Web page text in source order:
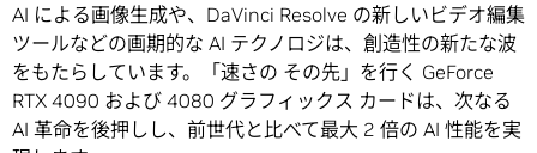
AI による画像生成や、DaVinci Resolve の新しいビデオ編集
ツールなどの画期的な AI テクノロジは、創造性の新たな波
をもたらしています。「速さの その先」を行く GeForce
RTX 4090 および 4080 グラフィックス カードは、次なる
AI 革命を後押しし、前世代と比べて最大 2 倍の AI 性能を実